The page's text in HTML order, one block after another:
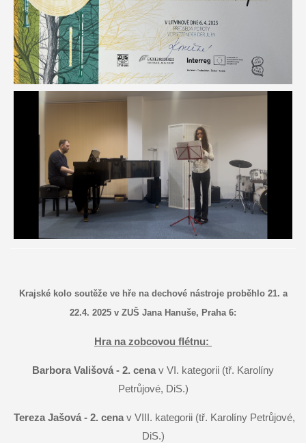
Krajské kolo soutěže ve hře na dechové nástroje proběhlo 21. a
22.4. 2025 v ZUŠ Jana Hanuše, Praha 6:
Hra na zobcovou flétnu:
Barbora Vališová - 2. cena v VI. kategorii (tř. Karolíny
Petrůjové, DiS.)
Tereza Jašová - 2. cena v VIII. kategorii (tř. Karolíny Petrůjové,
DiS.)